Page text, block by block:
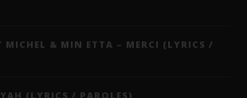
MICHEL & MIN ETTA – MERCI (LYRICS /
(LYRICS / PAROLES)